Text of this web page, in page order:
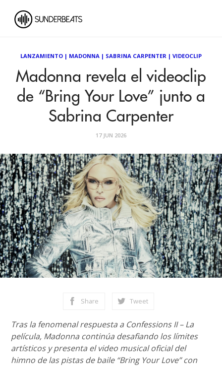
LANZAMIENTO | MADONNA | SABRINA CARPENTER | VIDEOCLIP
Madonna revela el videoclip
de “Bring Your Love” junto a
Sabrina Carpenter
17 JUN 2026
Share Tweet
Tras la fenomenal respuesta a Confessions II – La
película, Madonna continúa desafiando los límites
artísticos y presenta el video musical oficial del
himno de las pistas de baile “Bring Your Love” con